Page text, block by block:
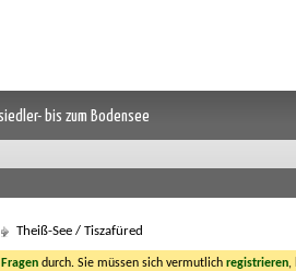
bis zum Bodensee
Theiß-See / Tiszafüred
durch. Sie müssen sich vermutlich registrieren,